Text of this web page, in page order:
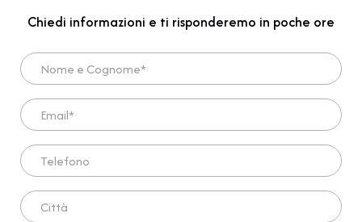
Chiedi informazioni e ti risponderemo in poche ore
Nome e Cognome*
Email*
Telefono
Città